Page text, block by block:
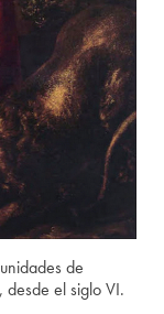
de
desde el siglo VI.